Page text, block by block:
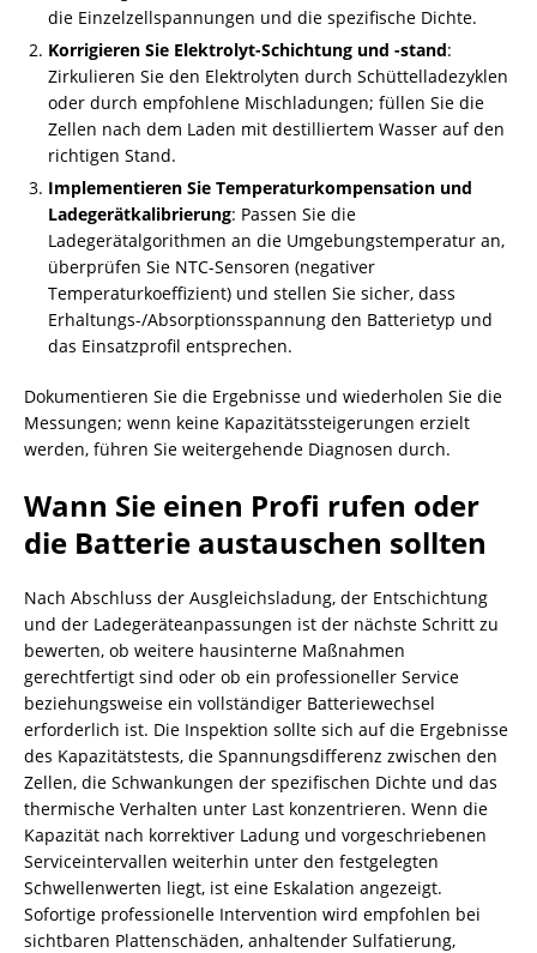
die Einzelzellspannungen und die spezifische Dichte.
Korrigieren Sie Elektrolyt-Schichtung und -stand:
Zirkulieren Sie den Elektrolyten durch Schüttelladezyklen
oder durch empfohlene Mischladungen; füllen Sie die
Zellen nach dem Laden mit destilliertem Wasser auf den
richtigen Stand.
Implementieren Sie Temperaturkompensation und
Ladegerätkalibrierung: Passen Sie die
Ladegerätalgorithmen an die Umgebungstemperatur an,
überprüfen Sie NTC-Sensoren (negativer
Temperaturkoeffizient) und stellen Sie sicher, dass
Erhaltungs-/Absorptionsspannung den Batterietyp und
das Einsatzprofil entsprechen.
Dokumentieren Sie die Ergebnisse und wiederholen Sie die
Messungen; wenn keine Kapazitätssteigerungen erzielt
werden, führen Sie weitergehende Diagnosen durch.
Wann Sie einen Profi rufen oder
die Batterie austauschen sollten
Nach Abschluss der Ausgleichsladung, der Entschichtung
und der Ladegeräteanpassungen ist der nächste Schritt zu
bewerten, ob weitere hausinterne Maßnahmen
gerechtfertigt sind oder ob ein professioneller Service
beziehungsweise ein vollständiger Batteriewechsel
erforderlich ist. Die Inspektion sollte sich auf die Ergebnisse
des Kapazitätstests, die Spannungsdifferenz zwischen den
Zellen, die Schwankungen der spezifischen Dichte und das
thermische Verhalten unter Last konzentrieren. Wenn die
Kapazität nach korrektiver Ladung und vorgeschriebenen
Serviceintervallen weiterhin unter den festgelegten
Schwellenwerten liegt, ist eine Eskalation angezeigt.
Sofortige professionelle Intervention wird empfohlen bei
sichtbaren Plattenschäden, anhaltender Sulfatierung,